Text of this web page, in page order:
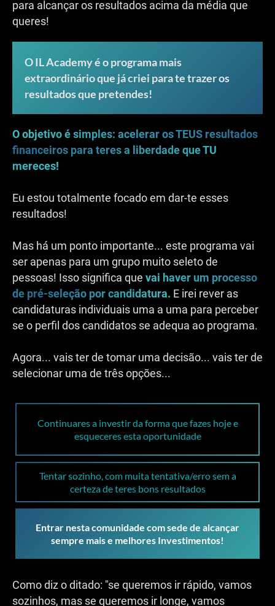
para alcançar os resultados acima da média que
queres!
O IL Academy é o programa mais
extraordinário que já criei para te trazer os
resultados que pretendes!
O objetivo é simples: acelerar os TEUS resultados
financeiros para teres a liberdade que TU
mereces!
Eu estou totalmente focado em dar-te esses
resultados!
Mas há um ponto importante... este programa vai
ser apenas para um grupo muito seleto de
pessoas! Isso significa que vai haver um processo
de pré-seleção por candidatura. E irei rever as
candidaturas individuais uma a uma para perceber
se o perfil dos candidatos se adequa ao programa.
Agora... vais ter de tomar uma decisão... vais ter de
selecionar uma de três opções...
Continuares a investir da forma que fazes hoje e
esqueceres esta oportunidade
Tentar sozinho, com muita tentativa/erro sem a
certeza de teres bons resultados
Entrar nesta comunidade com sede de alcançar
sempre mais e melhores Investimentos!
Como diz o ditado: "se queremos ir rápido, vamos
sozinhos, mas se queremos ir longe, vamos